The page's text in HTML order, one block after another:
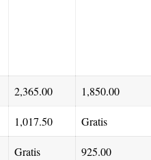
2,365.00 1,850.00
1,017.50 Gratis
Gratis 925.00